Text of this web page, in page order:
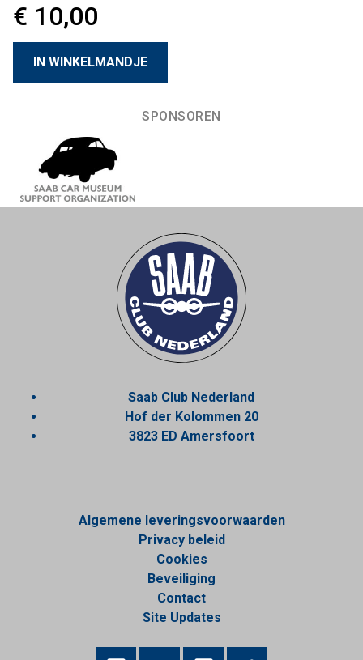
€ 10,00
SPONSOREN
Saab Club Nederland
Hof der Kolommen 20
3823 ED Amersfoort
Algemene leveringsvoorwaarden
Privacy beleid
Cookies
Beveiliging
Contact
Site Updates